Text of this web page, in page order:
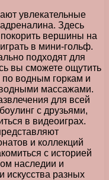
увлекательные
Здесь
покорить вершины на
в мини-гольф.
подходят для
вы сможете ощутить
по водным горкам и
водными массажами.
для всей
с друзьями,
в видеоиграх.
и коллекций
с историей
наследии и
искусства разных